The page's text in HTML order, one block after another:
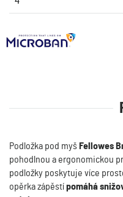
Podložka pod myš Fellowes
pohodlnou a ergonomickou
podložky poskytuje více
opěrka zápěstípomáhá